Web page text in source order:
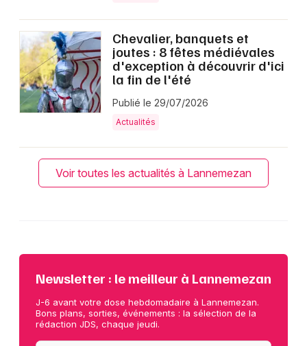
Chevalier, banquets et
joutes : 8 fêtes médiévales
d'exception à découvrir d'ici
la fin de l'été
Publié le 29/07/2026
Actualités
Voir toutes les actualités à Lannemezan
Newsletter : le meilleur à Lannemezan
J-6 avant votre dose hebdomadaire à Lannemezan.
Bons plans, sorties, événements : la sélection de la
rédaction JDS, chaque jeudi.